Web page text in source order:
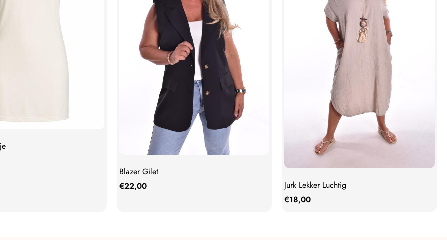
Blazer Gilet
€22,00
Jurk Lekker Luchtig
€18,00